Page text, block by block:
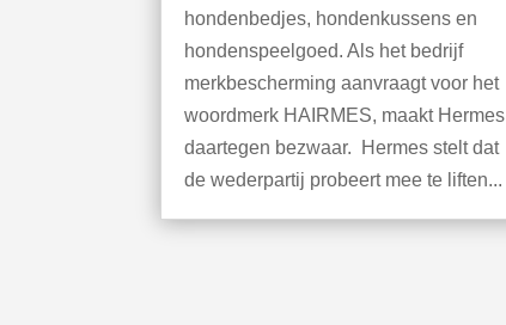
hondenbedjes, hondenkussens en
hondenspeelgoed. Als het bedrijf
merkbescherming aanvraagt voor het
woordmerk HAIRMES, maakt Hermes
daartegen bezwaar. Hermes stelt dat
de wederpartij probeert mee te liften...